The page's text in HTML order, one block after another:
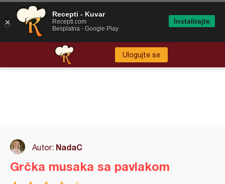
Ulogujte se
Autor: NadaC
Grčka musaka sa pavlakom
Recepti - Kuvar
Recepti.com
Besplatna - Google Play
Instalirajte